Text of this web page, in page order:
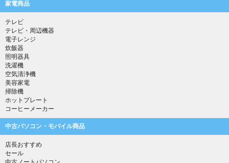
家電商品
テレビ
テレビ・周辺機器
電子レンジ
炊飯器
照明器具
洗濯機
空気清浄機
美容家電
掃除機
ホットプレート
コーヒーメーカー
中古パソコン・モバイル商品
店長おすすめ
セール